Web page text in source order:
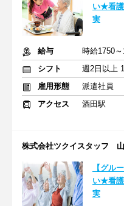
い★看護
実
給与
時給1750
シフト
週2日以上
雇用形態
派遣社員
アクセス
酒田駅
株式会社ツクイスタッフ
【グル
い★看護
実